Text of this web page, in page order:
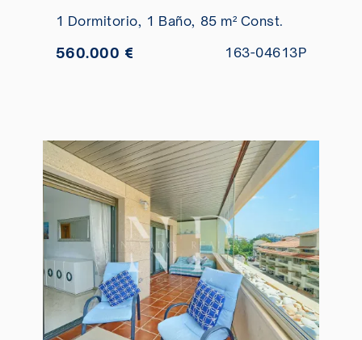
1 Dormitorio, 1 Baño, 85 m² Const.
560.000 € 163-04613P